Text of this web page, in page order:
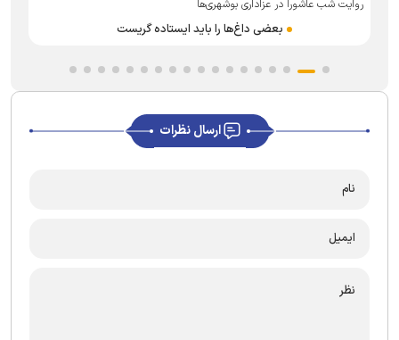
روایت شب عاشورا در عزاداری بوشهری‌ها
بعضی داغ‌ها را باید ایستاده گریست
ارسال نظرات